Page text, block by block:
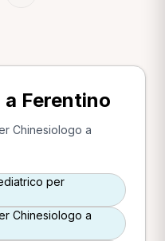
Ferentino
Chinesiologo a
per
Chinesiologo a